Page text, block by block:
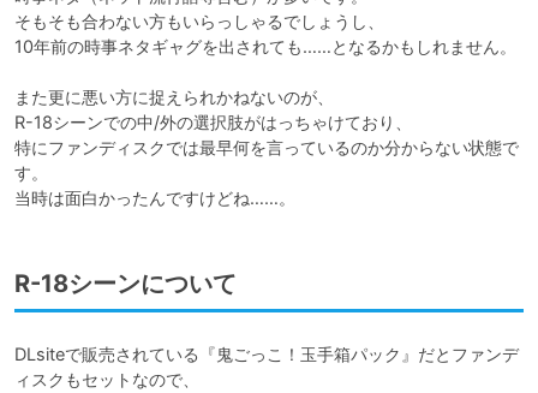
そもそも合わない方もいらっしゃるでしょうし、
10年前の時事ネタギャグを出されても……となるかもしれません。
また更に悪い方に捉えられかねないのが、
R-18シーンでの中/外の選択肢がはっちゃけており、
特にファンディスクでは最早何を言っているのか分からない状態で
す。
当時は面白かったんですけどね……。
R-18シーンについて
DLsiteで販売されている『鬼ごっこ！玉手箱パック』だとファンデ
ィスクもセットなので、